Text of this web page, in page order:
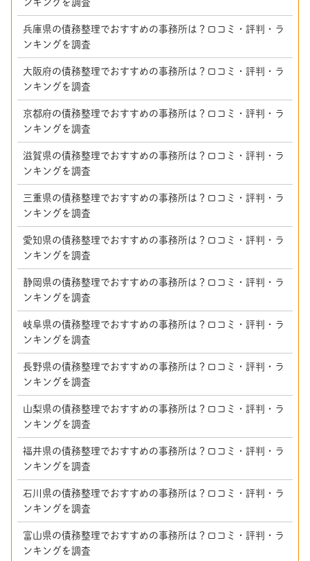
ンキングを調査
兵庫県の債務整理でおすすめの事務所は？口コミ・評判・ラ
ンキングを調査
大阪府の債務整理でおすすめの事務所は？口コミ・評判・ラ
ンキングを調査
京都府の債務整理でおすすめの事務所は？口コミ・評判・ラ
ンキングを調査
滋賀県の債務整理でおすすめの事務所は？口コミ・評判・ラ
ンキングを調査
三重県の債務整理でおすすめの事務所は？口コミ・評判・ラ
ンキングを調査
愛知県の債務整理でおすすめの事務所は？口コミ・評判・ラ
ンキングを調査
静岡県の債務整理でおすすめの事務所は？口コミ・評判・ラ
ンキングを調査
岐阜県の債務整理でおすすめの事務所は？口コミ・評判・ラ
ンキングを調査
長野県の債務整理でおすすめの事務所は？口コミ・評判・ラ
ンキングを調査
山梨県の債務整理でおすすめの事務所は？口コミ・評判・ラ
ンキングを調査
福井県の債務整理でおすすめの事務所は？口コミ・評判・ラ
ンキングを調査
石川県の債務整理でおすすめの事務所は？口コミ・評判・ラ
ンキングを調査
富山県の債務整理でおすすめの事務所は？口コミ・評判・ラ
ンキングを調査